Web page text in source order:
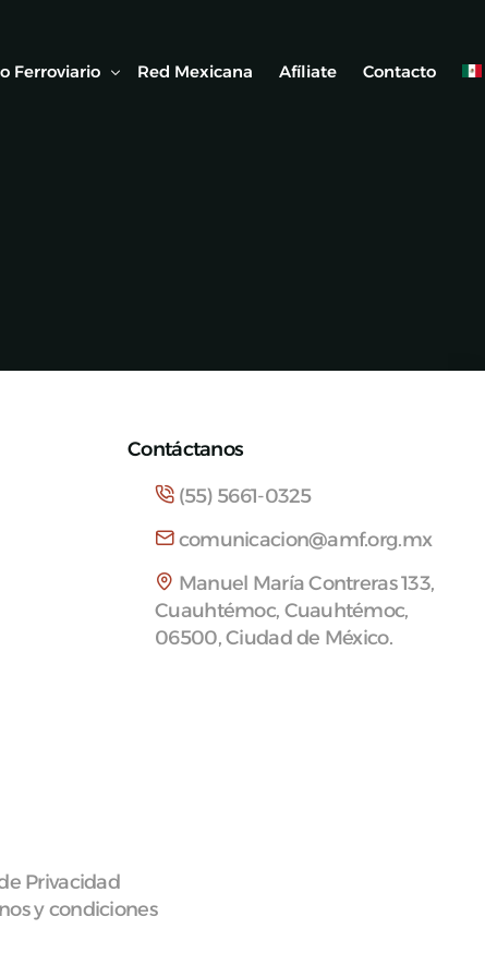
Ferroviario Red Mexicana Afíliate Contacto
Contáctanos
(55) 5661-0325
comunicacion@amf.org.mx
Manuel María Contreras 133,
Cuauhtémoc, Cuauhtémoc,
06500, Ciudad de México.
Privacidad
y condiciones